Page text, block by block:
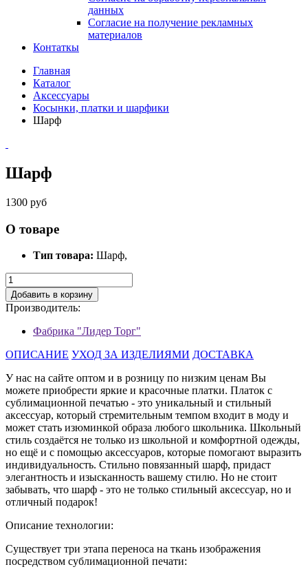
данных
Согласие на получение рекламных
материалов
Контаткы
Главная
Каталог
Аксессуары
Косынки, платки и шарфики
Шарф
Шарф
1300 руб
О товаре
Тип товара: Шарф,
Добавить в корзину
Производитель:
Фабрика "Лидер Торг"
ОПИСАНИЕ УХОД ЗА ИЗДЕЛИЯМИ ДОСТАВКА
У нас на сайте оптом и в розницу по низким ценам Вы
можете приобрести яркие и красочные платки. Платок с
сублимационной печатью - это уникальный и стильный
аксессуар, который стремительным темпом входит в моду и
может стать изюминкой образа любого школьника. Школьный
стиль создаётся не только из школьной и комфортной одежды,
но ещё и с помощью аксессуаров, которые помогают выразить
индивидуальность. Стильно повязанный шарф, придаст
элегантность и изысканность вашему стилю. Но не стоит
забывать, что шарф - это не только стильный аксессуар, но и
отличный подарок!
Описание технологии:
Существует три этапа переноса на ткань изображения
посредством сублимационной печати: